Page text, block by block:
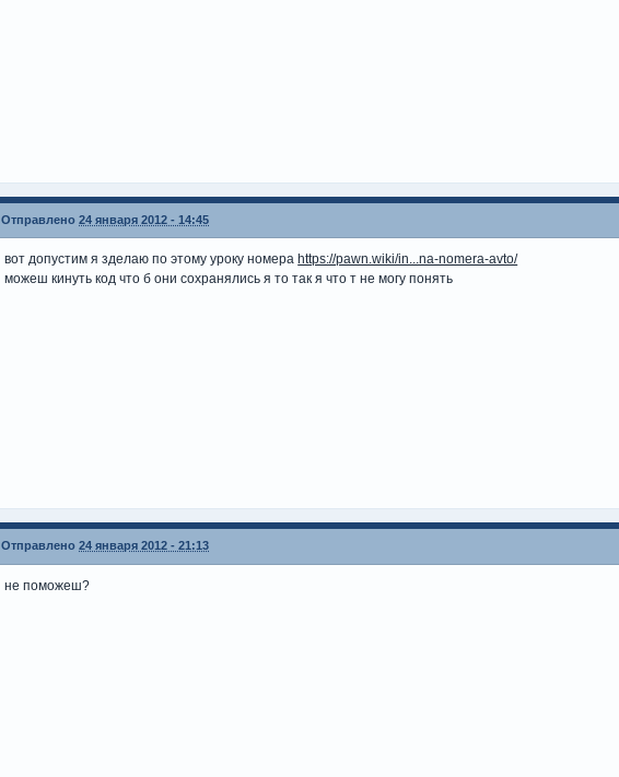
Отправлено24 января 2012 - 14:45
вот допустим я зделаю по этому уроку номера https://pawn.wiki/in...na-nomera-avto/
можеш кинуть код что б они сохранялись я то так я что т не могу понять
Отправлено24 января 2012 - 21:13
не поможеш?